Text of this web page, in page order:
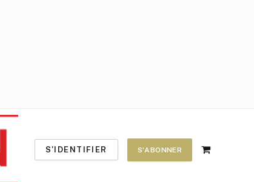
S'IDENTIFIER S'ABONNER
Shopping